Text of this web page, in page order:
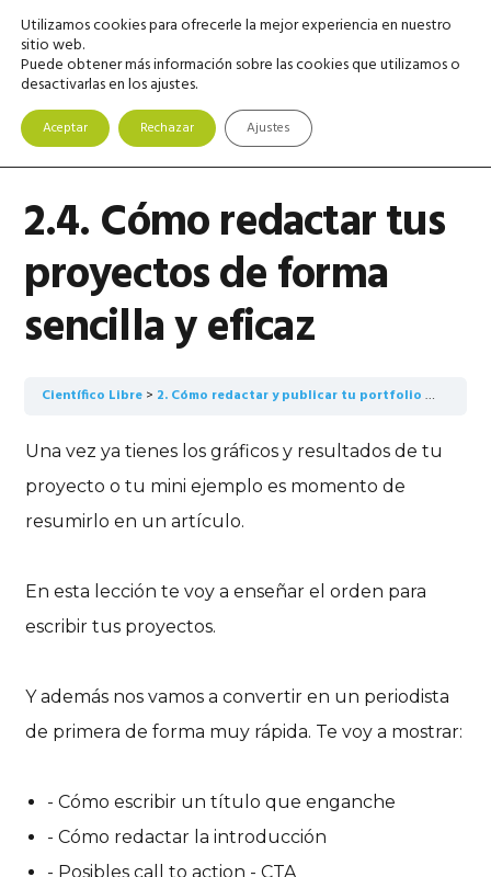
Saltar
navegación
principal
Saltar
contenido
principal
Saltar
barra
lateral
principal
MENU
2.4. Cómo redactar tus
proyectos de forma
sencilla y eficaz
Científico Libre 2. Cómo redactar y publicar tu portfolio de proyectos para disparar tu autoridad
Una vez ya tienes los gráficos y resultados de tu
proyecto o tu mini ejemplo es momento de
resumirlo en un artículo.
En esta lección te voy a enseñar el orden para
escribir tus proyectos.
Y además nos vamos a convertir en un periodista
de primera de forma muy rápida. Te voy a mostrar:
- Cómo escribir un título que enganche
- Cómo redactar la introducción
- Posibles call to action - CTA
Utilizamos cookies para ofrecerle la mejor experiencia en nuestro
sitio web.
Puede obtener más información sobre las cookies que utilizamos o
desactivarlas en los ajustes.
Aceptar Rechazar Ajustes